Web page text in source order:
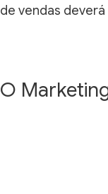
de vendas
O